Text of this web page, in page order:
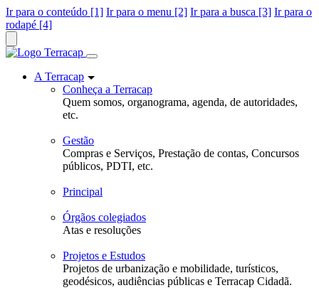
Ir para o conteúdo [1] Ir para o menu [2] Ir para a busca [3] Ir para o
rodapé [4]
A Terracap
Conheça a Terracap
Quem somos, organograma, agenda, de autoridades,
etc.
Gestão
Compras e Serviços, Prestação de contas, Concursos
públicos, PDTI, etc.
Principal
Órgãos colegiados
Atas e resoluções
Projetos e Estudos
Projetos de urbanização e mobilidade, turísticos,
geodésicos, audiências públicas e Terracap Cidadã.